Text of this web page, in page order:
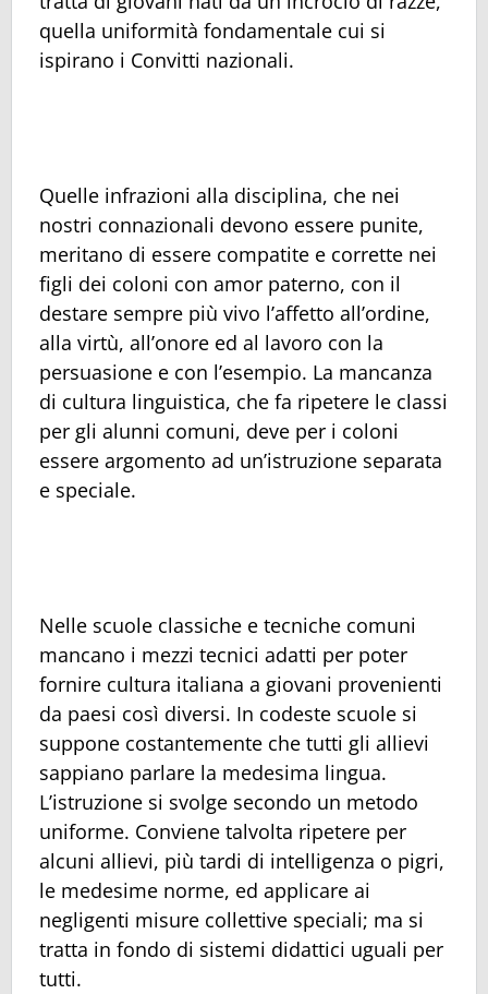
quella uniformità fondamentale cui si
ispirano i Convitti nazionali.
Quelle infrazioni alla disciplina, che nei
nostri connazionali devono essere punite,
meritano di essere compatite e corrette nei
figli dei coloni con amor paterno, con il
destare sempre più vivo l’affetto all’ordine,
alla virtù, all’onore ed al lavoro con la
persuasione e con l’esempio. La mancanza
di cultura linguistica, che fa ripetere le classi
per gli alunni comuni, deve per i coloni
essere argomento ad un’istruzione separata
e speciale.
Nelle scuole classiche e tecniche comuni
mancano i mezzi tecnici adatti per poter
fornire cultura italiana a giovani provenienti
da paesi così diversi. In codeste scuole si
suppone costantemente che tutti gli allievi
sappiano parlare la medesima lingua.
L’istruzione si svolge secondo un metodo
uniforme. Conviene talvolta ripetere per
alcuni allievi, più tardi di intelligenza o pigri,
le medesime norme, ed applicare ai
negligenti misure collettive speciali; ma si
tratta in fondo di sistemi didattici uguali per
tutti.